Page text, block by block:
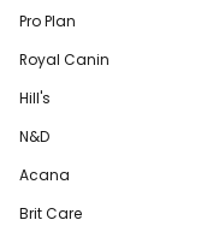
Pro Plan
Royal Canin
Hill's
N&D
Acana
Brit Care